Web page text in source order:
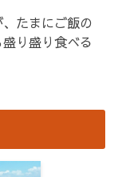
たまにご飯の
り盛り食べる